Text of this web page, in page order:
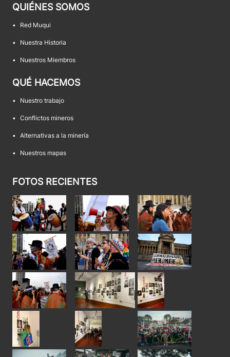
QUIÉNES SOMOS
• Red Muqui
• Nuestra Historia
• Nuestros Miembros
QUÉ HACEMOS
• Nuestro trabajo
• Conflictos mineros
• Alternativas a la minería
• Nuestros mapas
FOTOS RECIENTES